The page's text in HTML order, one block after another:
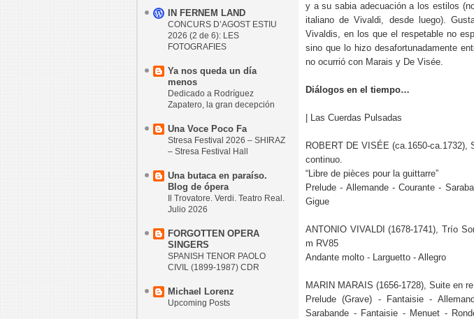
IN FERNEM LAND
CONCURS D’AGOST ESTIU
2026 (2 de 6): LES
FOTOGRAFIES
Ya nos queda un día
menos
Dedicado a Rodríguez
Zapatero, la gran decepción
Una Voce Poco Fa
Stresa Festival 2026 – SHIRAZ
– Stresa Festival Hall
Una butaca en paraíso.
Blog de ópera
Il Trovatore. Verdi. Teatro Real.
Julio 2026
FORGOTTEN OPERA
SINGERS
SPANISH TENOR PAOLO
CIVIL (1899-1987) CDR
Michael Lorenz
Upcoming Posts
y a su sabia adecuación a los estilos
italiano de Vivaldi, desde luego).
Vivaldis, en los que el respetable no
sino que lo hizo desafortunadamente
no ocurrió con Marais y De Visée.
Diálogos en el tiempo…
| Las Cuerdas Pulsadas
ROBERT DE VISÉE (ca.1650-ca.1732),
continuo.
“Libre de pièces pour la guittarre”
Prelude - Allemande - Courante -
Gigue
ANTONIO VIVALDI (1678-1741), Trío
m RV85
Andante molto - Larguetto - Allegro
MARIN MARAIS (1656-1728), Suite en
Prelude (Grave) - Fantaisie -
Sarabande - Fantaisie - Menuet -